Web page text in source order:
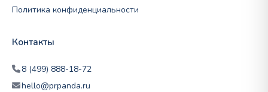
Политика конфиденциальности
Контакты
8 (499) 888-18-72
hello@prpanda.ru